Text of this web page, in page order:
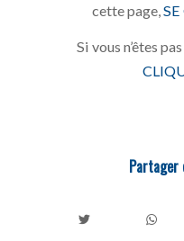
cette page,
Si vous n’êtes